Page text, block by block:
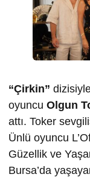
“Çirkin”
oyuncu Olgun
attı. Toker
Ünlü oyuncu
Güzellik ve
Bursa’da